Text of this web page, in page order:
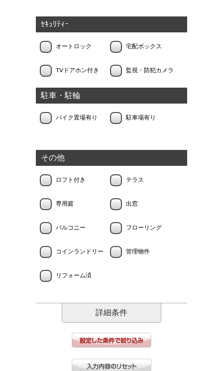
ｾｷｭﾘﾃｨｰ
オートロック 宅配ボックス
TVドアホン付き 監視・防犯カメラ
駐車・駐輪
バイク置場有り 駐車場有り
その他
ロフト付き テラス
専用庭 出窓
バルコニー フローリング
コインランドリー 管理物件
リフォーム済